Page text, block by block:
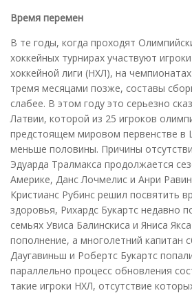
Время перемен
В те годы, когда проходят
хоккейных турнирах участвуют
хоккейной лиги (НХЛ), на
тремя месяцами позже, составы
слабее. В этом году это серьезно
Латвии, которой из 25 игроков
предстоящем мировом первенстве
меньше половины. Причины
Эдуарда Тралмакса продолжается
Америке, Данс Лочмелис и Анри
Кристианс Рубинс решил посвятить
здоровья, Рихардс Букартс недавно
семьях Увиса Балинскиса и Яниса
пополнение, а многолетний капитан
Даугавиньш и Робертс Букартс
параллельно процесс обновления
такие игроки НХЛ, отсутствие